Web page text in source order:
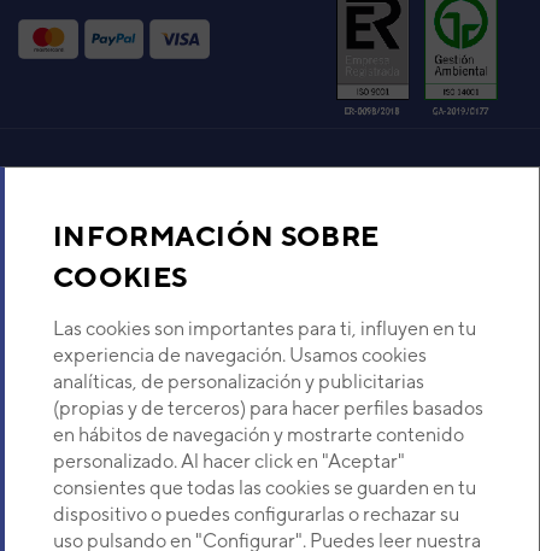
INFORMACIÓN SOBRE
COOKIES
Las cookies son importantes para ti, influyen en tu
experiencia de navegación. Usamos cookies
analíticas, de personalización y publicitarias
(propias y de terceros) para hacer perfiles basados
en hábitos de navegación y mostrarte contenido
personalizado. Al hacer click en "Aceptar"
consientes que todas las cookies se guarden en tu
dispositivo o puedes configurarlas o rechazar su
uso pulsando en "Configurar". Puedes leer nuestra
UNIDAD INTERIOR AIRE
ACONDICIONADO DAITSU
CARAVANA AAD 12
Ref. fabricante:
AAD-
Sobre Nosotros
Descubre Eurofred
Dónde Estamos
¿Buscas un servicio técnico?